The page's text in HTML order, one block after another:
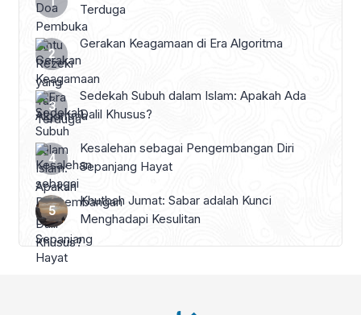
Terduga
Gerakan Keagamaan di Era Algoritma
Sedekah Subuh dalam Islam: Apakah Ada
Dalil Khusus?
Kesalehan sebagai Pengembangan Diri
Sepanjang Hayat
Khutbah Jumat: Sabar adalah Kunci
Menghadapi Kesulitan